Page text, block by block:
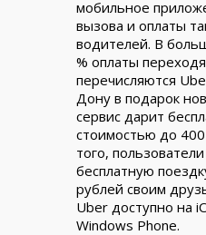
мобильное
вызова и оплаты
водителей. В
% оплаты
перечисляются
Дону в подарок
сервис дарит
стоимостью до
того,
бесплатную
рублей своим
Uber доступно на
Windows Phone.